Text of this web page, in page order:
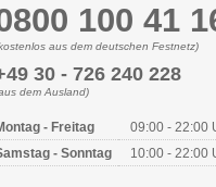
100 41
aus dem deutschen Festnetz)
30 - 726 240 228
dem Ausland)
- Freitag
09:00 - 22:00
- Sonntag
10:00 - 22:00